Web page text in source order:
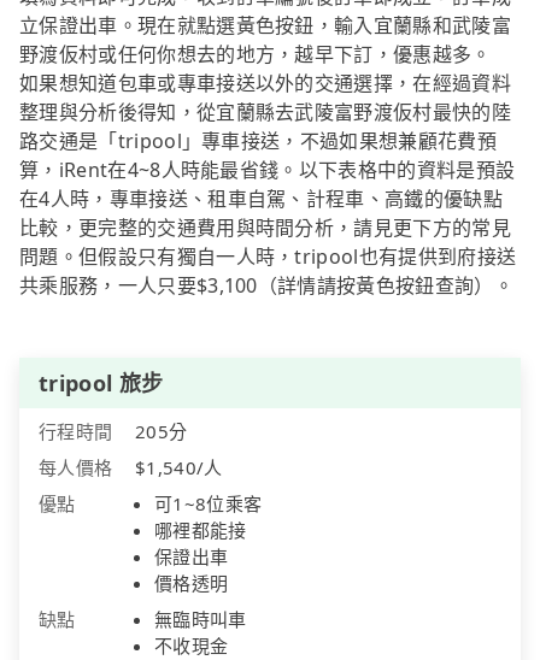
立保證出車。現在就點選黃色按鈕，輸入宜蘭縣和武陵富
野渡仮村或任何你想去的地方，越早下訂，優惠越多。
如果想知道包車或專車接送以外的交通選擇，在經過資料
整理與分析後得知，從宜蘭縣去武陵富野渡仮村最快的陸
路交通是「tripool」專車接送，不過如果想兼顧花費預
算，iRent在4~8人時能最省錢。以下表格中的資料是預設
在4人時，專車接送、租車自駕、計程車、高鐵的優缺點
比較，更完整的交通費用與時間分析，請見更下方的常見
問題。但假設只有獨自一人時，tripool也有提供到府接送
共乘服務，一人只要$3,100（詳情請按黃色按鈕查詢）。
tripool 旅步
行程時間
205分
每人價格
$1,540/人
優點
可1~8位乘客
哪裡都能接
保證出車
價格透明
缺點
無臨時叫車
不收現金